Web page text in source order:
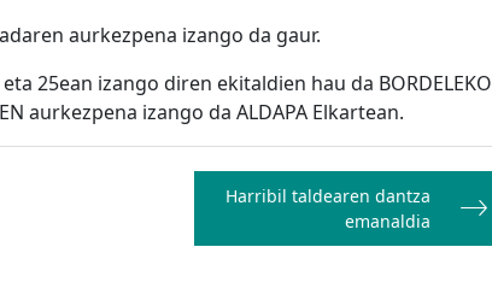
aurkezpena izango da gaur.
25ean izango diren ekitaldien hau da BORDELEKO
aurkezpena izango da ALDAPA Elkartean.
Harribil taldearen dantza
emanaldia